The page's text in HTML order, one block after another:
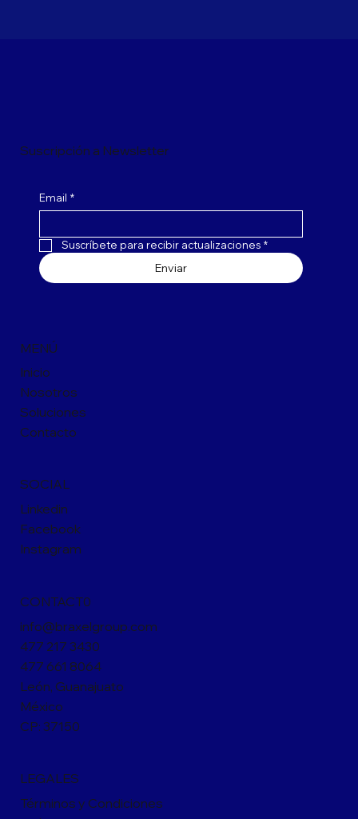
Suscripción a Newsletter
Email *
Suscríbete para recibir actualizaciones *
Enviar
MENÚ
Inicio
Nosotros
Soluciones
Contacto
SOCIAL
Linkedin
Facebook
Instagram
CONTACT0
info@braxelgroup.com
477 217 3430
477 661 8064
León, Guanajuato
México
CP: 37150
LEGALES
Términos y Condiciones